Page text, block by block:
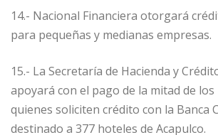
14.- Nacional Financiera otorgará
para pequeñas y medianas empresas.
15.- La Secretaría de Hacienda y
apoyará con el pago de la mitad de
quienes soliciten crédito con la Banca
destinado a 377 hoteles de Acapulco.